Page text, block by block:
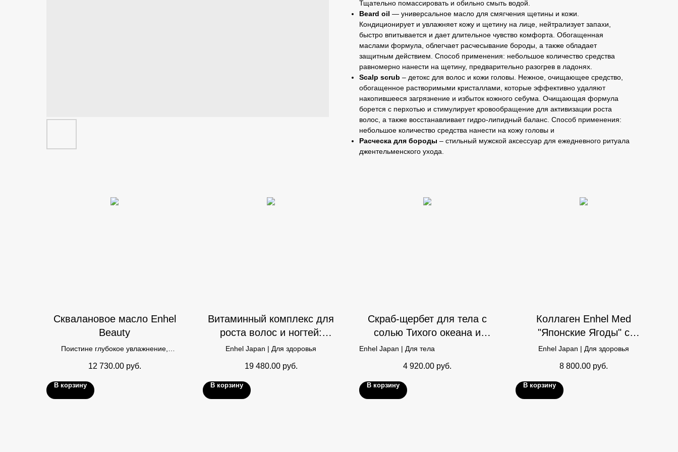
Тщательно помассировать и обильно смыть водой.
Beard oil — универсальное масло для смягчения щетины и кожи.
Кондиционирует и увлажняет кожу и щетину на лице, нейтрализует запахи,
быстро впитывается и дает длительное чувство комфорта. Обогащенная
маслами формула, облегчает расчесывание бороды, а также обладает
защитным действием. Способ применения: небольшое количество средства
равномерно нанести на щетину, предварительно разогрев в ладонях.
Scalp scrub – детокс для волос и кожи головы. Нежное, очищающее средство,
обогащенное растворимыми кристаллами, которые эффективно удаляют
накопившееся загрязнение и избыток кожного себума. Очищающая формула
борется с перхотью и стимулирует кровообращение для активизации роста
волос, а также восстанавливает гидро-липидный баланс. Способ применения:
небольшое количество средства нанести на кожу головы и
Расческа для бороды – стильный мужской аксессуар для ежедневного ритуала
джентельменского ухода.
Сквалановое масло Enhel
Beauty
Поистине глубокое увлажнение,
Сквалан — это вытяжка из печени
глубоководных акул, которая на 100%
идентична сальным железам человека.
Именно поэтому сквалановое масло
12 730.00 руб.
В корзину
Витаминный комплекс для
роста волос и ногтей:
Анагейн
Enhel Japan | Для здоровья
19 480.00 руб.
В корзину
Скраб-щербет для тела с
солью Тихого океана и
черникой
Enhel Japan | Для тела
4 920.00 руб.
В корзину
Коллаген Enhel Med
"Японские Ягоды" с
витамином D
Enhel Japan | Для здоровья
8 800.00 руб.
В корзину